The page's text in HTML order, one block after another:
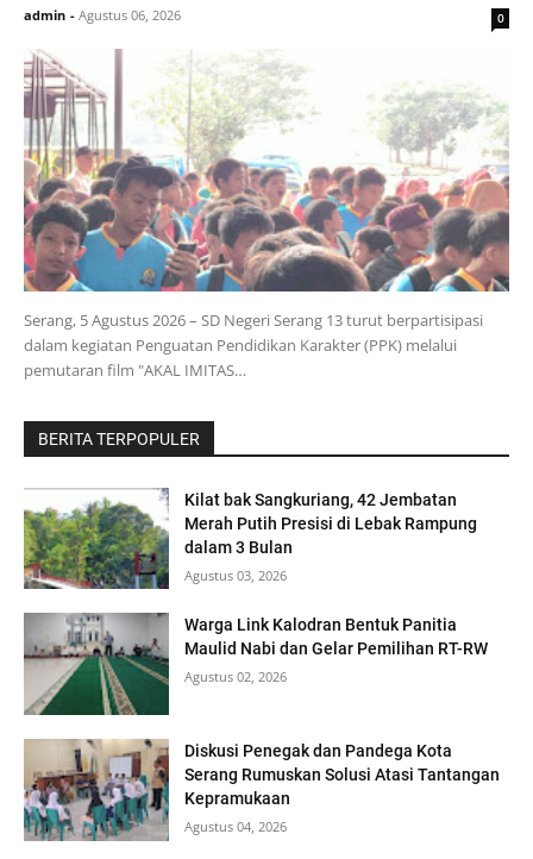
admin - Agustus 06, 2026 0
Serang, 5 Agustus 2026 – SD Negeri Serang 13 turut berpartisipasi
dalam kegiatan Penguatan Pendidikan Karakter (PPK) melalui
pemutaran film "AKAL IMITAS…
BERITA TERPOPULER
Kilat bak Sangkuriang, 42 Jembatan
Merah Putih Presisi di Lebak Rampung
dalam 3 Bulan
Agustus 03, 2026
Warga Link Kalodran Bentuk Panitia
Maulid Nabi dan Gelar Pemilihan RT-RW
Agustus 02, 2026
Diskusi Penegak dan Pandega Kota
Serang Rumuskan Solusi Atasi Tantangan
Kepramukaan
Agustus 04, 2026